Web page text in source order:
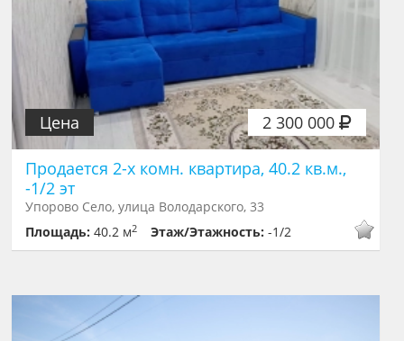
2 300 000
Цена
Продается 2-х комн. квартира, 40.2 кв.м.,
-1/2 эт
Упорово Село, улица Володарского, 33
Площадь:40.2 м2 Этаж/Этажность:-1/2